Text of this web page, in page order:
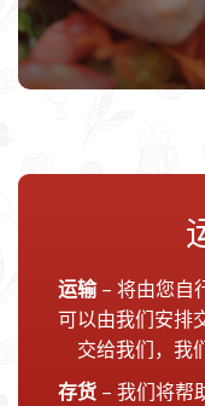
运输– 将由您自
可以由我们安排
交给我们，我
存货– 我们将帮